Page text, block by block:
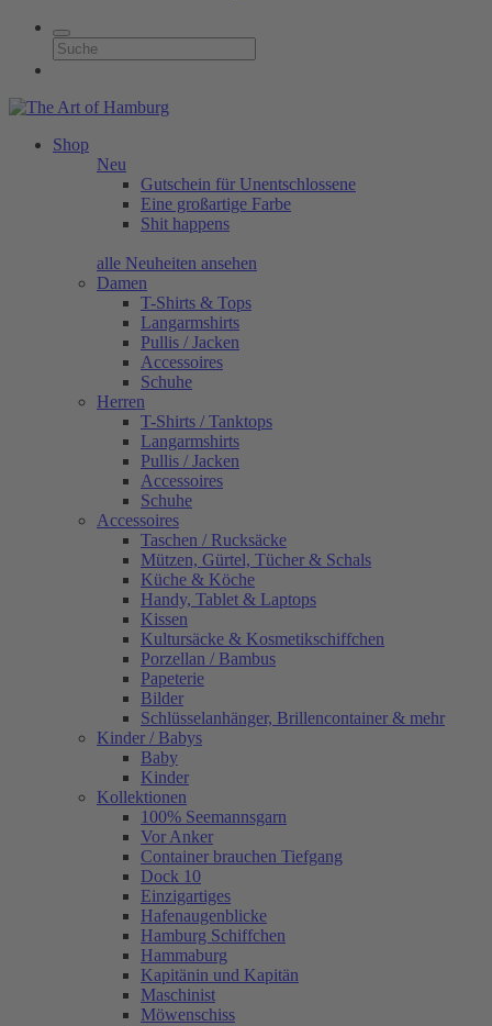
Shop
Neu
Gutschein für Unentschlossene
Eine großartige Farbe
Shit happens
alle Neuheiten ansehen
Damen
T-Shirts & Tops
Langarmshirts
Pullis / Jacken
Accessoires
Schuhe
Herren
T-Shirts / Tanktops
Langarmshirts
Pullis / Jacken
Accessoires
Schuhe
Accessoires
Taschen / Rucksäcke
Mützen, Gürtel, Tücher & Schals
Küche & Köche
Handy, Tablet & Laptops
Kissen
Kultursäcke & Kosmetikschiffchen
Porzellan / Bambus
Papeterie
Bilder
Schlüsselanhänger, Brillencontainer & mehr
Kinder / Babys
Baby
Kinder
Kollektionen
100% Seemannsgarn
Vor Anker
Container brauchen Tiefgang
Dock 10
Einzigartiges
Hafenaugen­blicke
Hamburg Schiffchen
Hammaburg
Kapitänin und Kapitän
Maschinist
Möwenschiss